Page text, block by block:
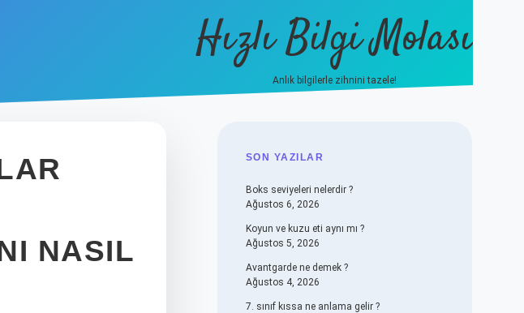
Hızlı Bilgi Molası
Anlık bilgilerle zihnini tazele!
NASIL
SIDEBAR
SON YAZILAR
Boks seviyeleri nelerdir ?
Ağustos 6, 2026
Koyun ve kuzu eti aynı mı ?
Ağustos 5, 2026
Avantgarde ne demek ?
Ağustos 4, 2026
7. sınıf kıssa ne anlama gelir ?